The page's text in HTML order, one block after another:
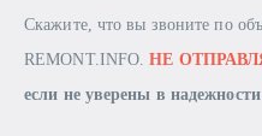
Скажите, что вы звоните по
REMONT.INFO.НЕ
если не уверены в